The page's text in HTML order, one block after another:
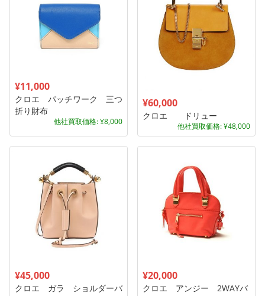
¥11,000
クロエ パッチワーク 三つ
折り財布
他社買取価格: ¥8,000
¥60,000
クロエ ドリュー
他社買取価格: ¥48,000
¥45,000
クロエ ガラ ショルダーバ
¥20,000
クロエ アンジー 2WAYバ